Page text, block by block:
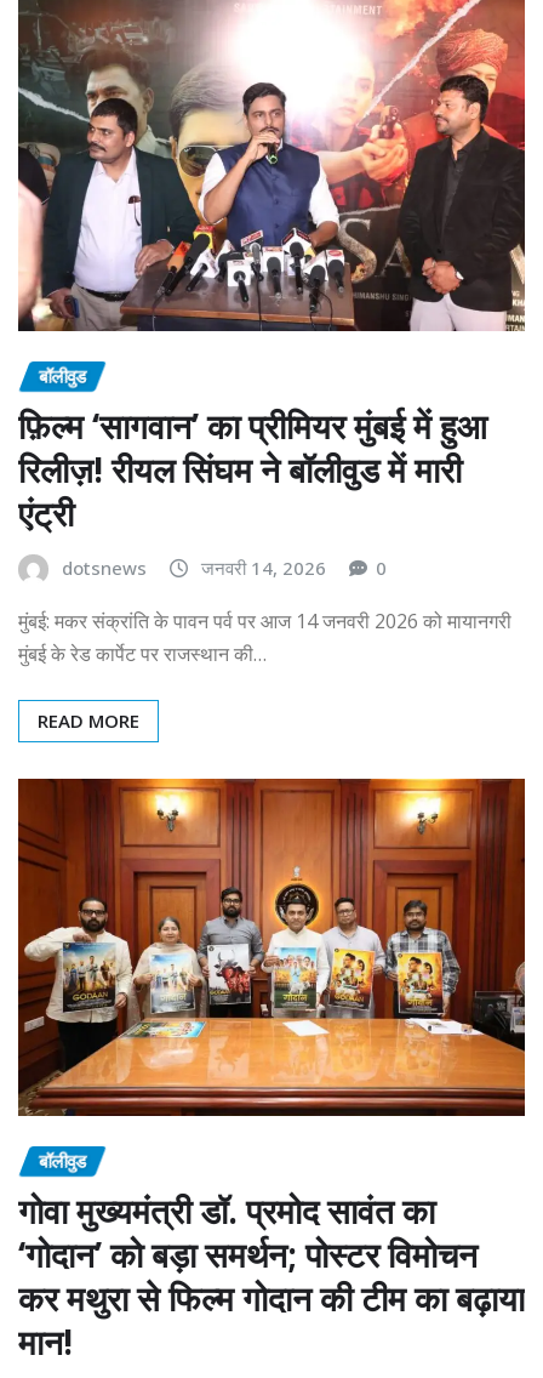
बॉलीवुड
फ़िल्म ‘सागवान’ का प्रीमियर मुंबई में हुआ
रिलीज़! रीयल सिंघम ने बॉलीवुड में मारी
एंट्री
dotsnews जनवरी 14, 2026 0
मुंबई: मकर संक्रांति के पावन पर्व पर आज 14 जनवरी 2026 को मायानगरी
मुंबई के रेड कार्पेट पर राजस्थान की…
READ MORE
बॉलीवुड
गोवा मुख्यमंत्री डॉ. प्रमोद सावंत का
‘गोदान’ को बड़ा समर्थन; पोस्टर विमोचन
कर मथुरा से फिल्म गोदान की टीम का बढ़ाया
मान!